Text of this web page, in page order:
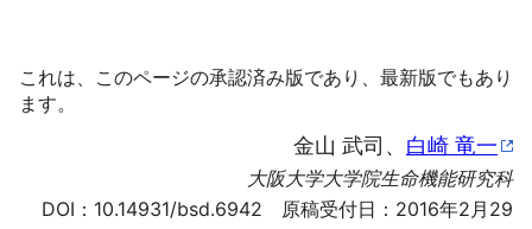
これは、このページの承認済み版であり、最新版でもあり
ます。
金山 武司、 白崎 竜一
大阪大学大学院生命機能研究科
DOI： 10.14931/bsd.6942 原稿受付日：2016年2月29